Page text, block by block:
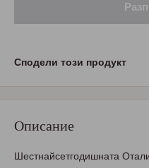
Сподели този продукт
Описание
Шестнайсетгодишната